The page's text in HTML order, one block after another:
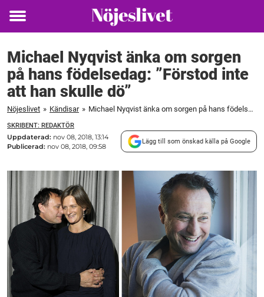
Toggle
Michael Nyqvist änka om sorgen
på hans födelsedag: ”Förstod inte
att han skulle dö”
Nöjeslivet » Kändisar » Michael Nyqvist änka om sorgen på hans födelsedag: "Förstod inte att han skulle dö"
SKRIBENT: REDAKTÖR
Uppdaterad: nov 08, 2018, 13:14
Publicerad: nov 08, 2018, 09:58
Lägg till som önskad källa på Google